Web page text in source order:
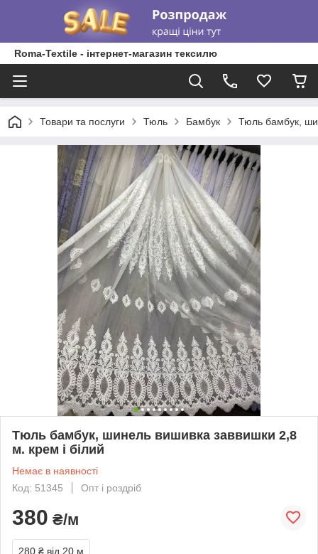
Roma-Textile - інтернет-магазин тексилю
Товари та послуги Тюль Бамбук Тюль бамбук,
Тюль бамбук, шинель вишивка заввишки 2,8
м. крем і білий
Немає в наявності
Код: 51345
Опт і роздріб
380 ₴/м
280 ₴ від 20 м